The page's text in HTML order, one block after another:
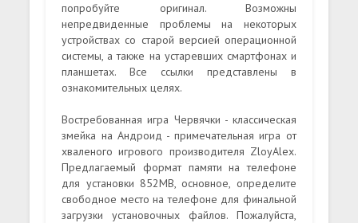
попробуйте оригинал. Возможны
непредвиденные проблемы на некоторых
устройствах со старой версией операционной
системы, а также на устаревших смартфонах и
планшетах. Все ссылки представлены в
ознакомительных целях.
Востребованная игра Червячки - классическая
змейка на Андроид - примечательная игра от
хваленого игрового производителя ZloyAlex.
Предлагаемый формат памяти на телефоне
для установки 852MB, основное, определите
свободное место на телефоне для финальной
загрузки установочных файлов. Пожалуйста,